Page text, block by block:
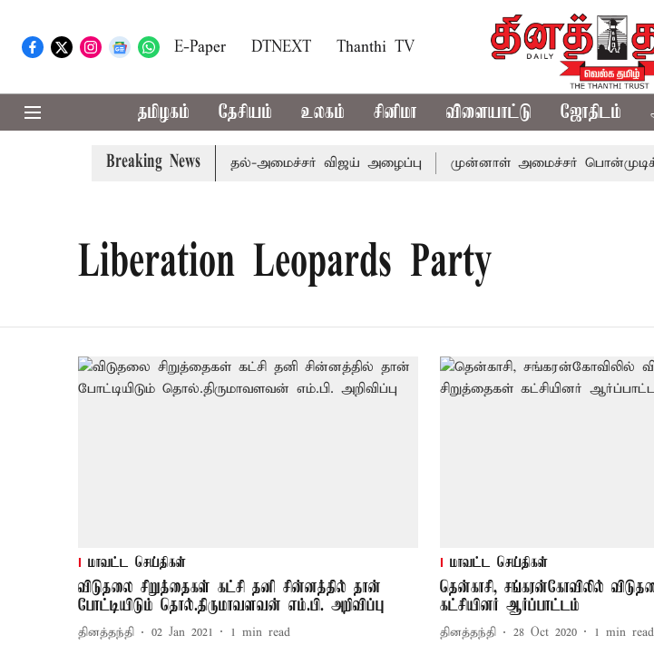
E-Paper DTNEXT Thanthi TV
தமிழகம் தேசியம் உலகம் சினிமா விளையாட்டு ஜோதிடம்
Breaking News
எம்.பி.க்கள் கூட்டத்துக்கு முதல்-அமைச்சர் விஜய் அழைப்பு முன்னாள் அமைச்சர்
Liberation Leopards Party
மாவட்ட செய்திகள்
விடுதலை சிறுத்தைகள் கட்சி தனி சின்னத்தில் தான்
போட்டியிடும் தொல்.திருமாவளவன் எம்.பி. அறிவிப்பு
தினத்தந்தி 02 Jan 2021 1 min read
மாவட்ட செய்திகள்
தென்காசி, சங்கரன்கோவிலில்
கட்சியினர் ஆர்ப்பாட்டம்
தினத்தந்தி 28 Oct 2020 1 min read